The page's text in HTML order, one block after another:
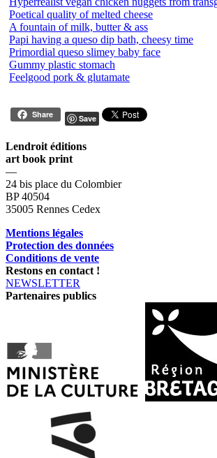
Poetical quality of melted cheese
A fountain of milk, butter & ass
Papi having a queso dip bath, cheesy time
Primordial queso slimey baby face
Gummy plastic stomach
Feelgood pork & glutamate
Share Save
Lendroit éditions
art book print
—
24 bis place du Colombier
BP 40504
35005 Rennes Cedex
Mentions légales
Protection des données
Conditions de vente
Restons en contact !
NEWSLETTER
Partenaires publics